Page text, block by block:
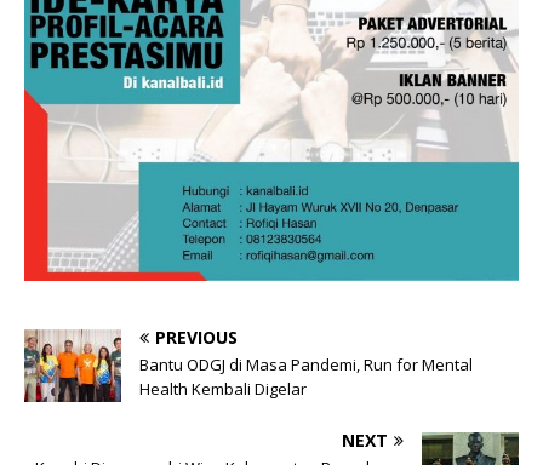
PREVIOUS
Bantu ODGJ di Masa Pandemi, Run for Mental
Health Kembali Digelar
NEXT